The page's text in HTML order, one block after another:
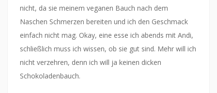
nicht, da sie meinem veganen Bauch nach dem
Naschen Schmerzen bereiten und ich den Geschmack
einfach nicht mag. Okay, eine esse ich abends mit Andi,
schließlich muss ich wissen, ob sie gut sind. Mehr will ich
nicht verzehren, denn ich will ja keinen dicken
Schokoladenbauch.